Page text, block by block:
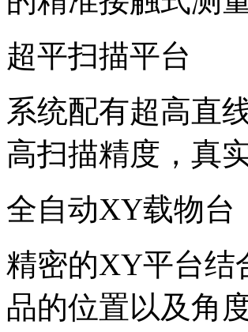
超平扫描平台
系统配有超高直
高扫描精度，真
全自动XY载物台
精密的XY平台结
品的位置以及角